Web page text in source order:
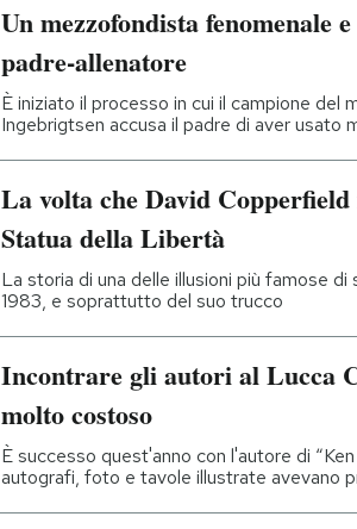
Un mezzofondista fenomenale
padre-allenatore
È iniziato il processo in cui il campione del
Ingebrigtsen accusa il padre di aver usato
La volta che David
Statua della Libertà
La storia di una delle illusioni più famose
1983, e soprattutto del suo trucco
Incontrare gli autori al Lucca
molto costoso
È successo quest'anno con l'autore di
autografi, foto e tavole illustrate avevano